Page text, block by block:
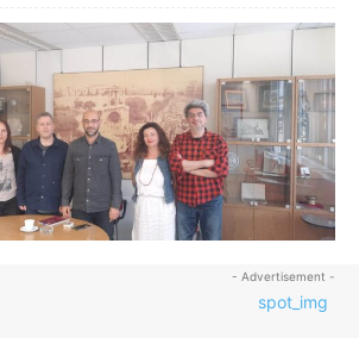
- Advertisement -